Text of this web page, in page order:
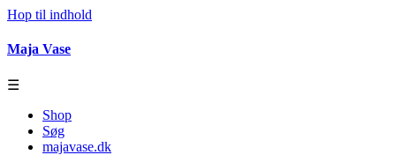
Hop til indhold
Maja Vase
☰
Shop
Søg
majavase.dk